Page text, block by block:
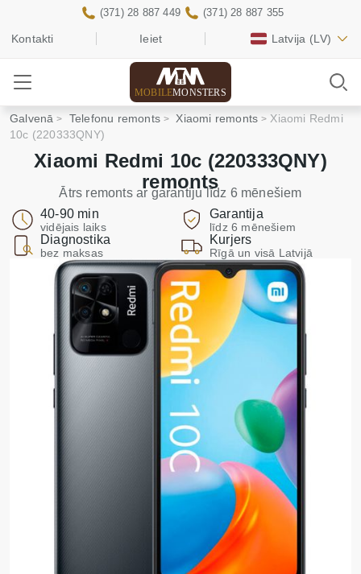
Kontakti Ieiet Latvija (LV)
(371) 28 887 449 (371) 28 887 355
MOBILEMONSTERS
Galvenā Telefonu remonts Xiaomi remonts
Xiaomi Redmi
10c (220333QNY)
Xiaomi Redmi 10c (220333QNY)
remonts
Ātrs remonts ar garantiju līdz 6 mēnešiem
40-90 min
vidējais laiks
Garantija
līdz 6 mēnešiem
Diagnostika
bez maksas
Kurjers
Rīgā un visā Latvijā